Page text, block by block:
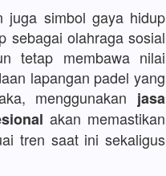
juga simbol gaya hidup
sebagai olahraga sosial
tetap membawa nilai
lapangan padel yang
menggunakan jasa
akan memastikan
tren saat ini sekaligus